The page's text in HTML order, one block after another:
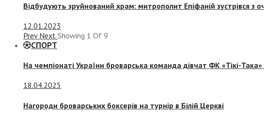
Відбудують зруйнований храм: митрополит Епіфаній зустрівся з
12.01.2023
Prev Next Showing 1 Of 9
СПОРТ
На чемпіонаті України броварська команда дівчат ФК «Тікі-
18.04.2025
Нагороди броварських боксерів на турнір в Білій Церкві